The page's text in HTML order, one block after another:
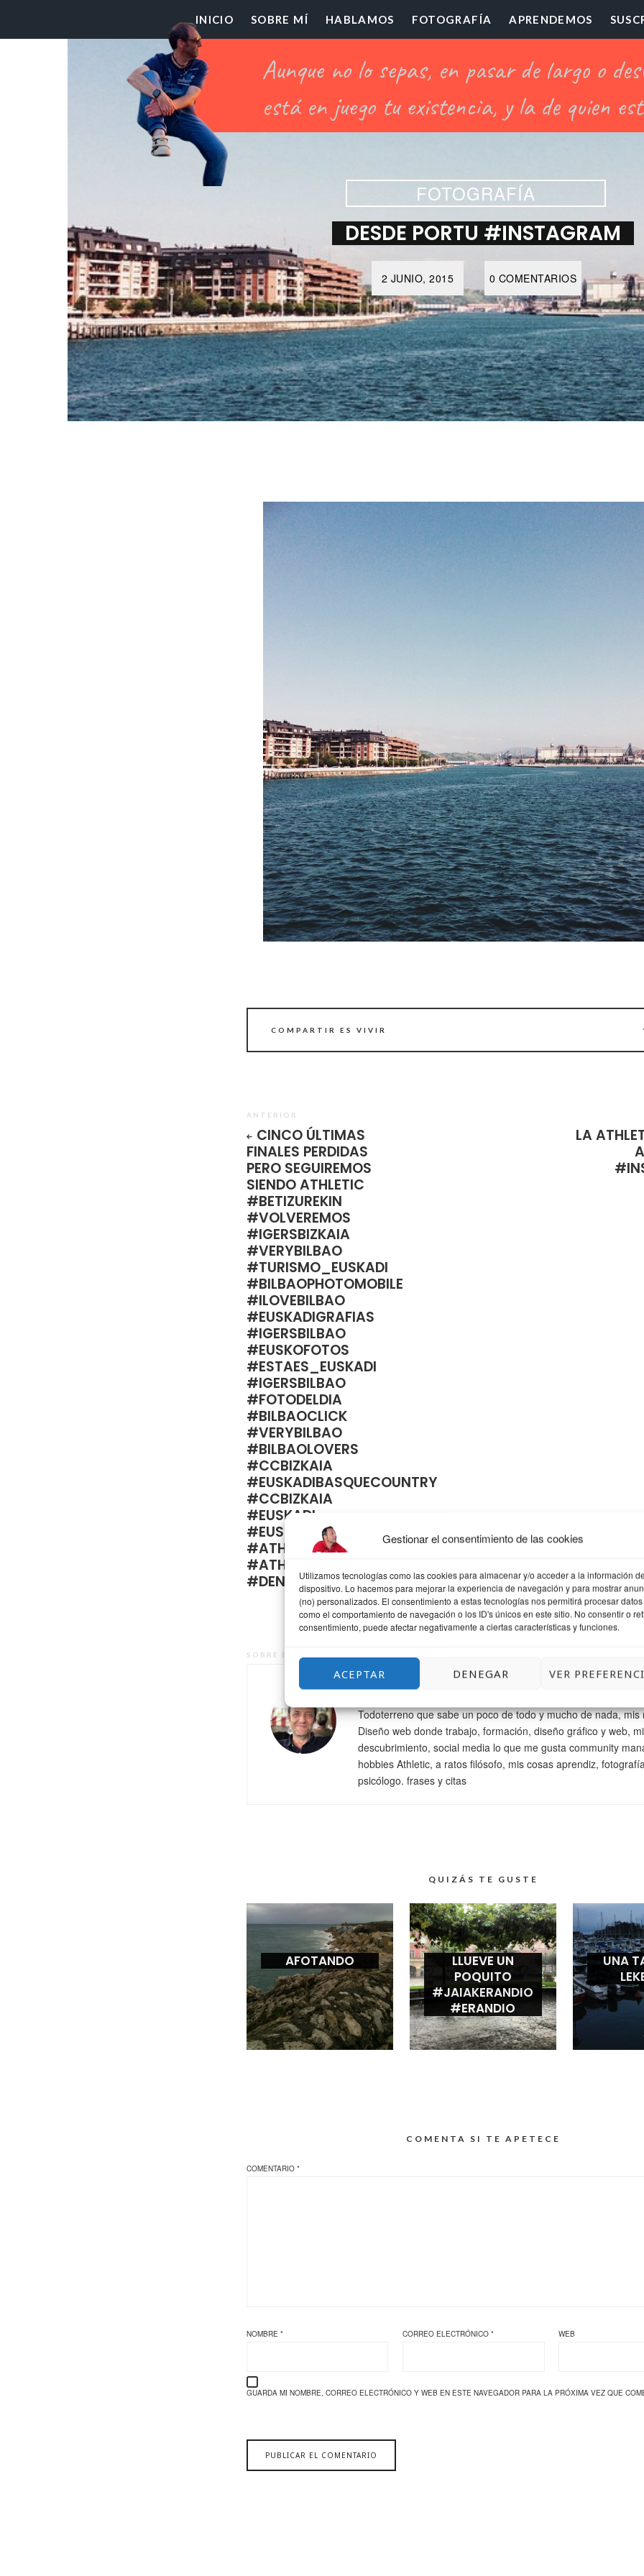
Gestionar el consentimiento de las cookies
Utilizamos tecnologías como las cookies para almacenar y/o acceder a la información
dispositivo. Lo hacemos para mejorar la experiencia de navegación y para mostrar
(no) personalizados. El consentimiento a estas tecnologías nos permitirá procesar datos
como el comportamiento de navegación o los ID's únicos en este sitio. No consentir o
consentimiento, puede afectar negativamente a ciertas características y funciones.
ACEPTAR DENEGAR VER
El
Profesor
Chillón
INICIO SOBRE MÍ HABLAMOS FOTOGRAFÍA APRENDEMOS
FOTOGRAFÍA
DESDE PORTU #INSTAGRAM
2 JUNIO, 2015 0 COMENTARIOS
COMPARTIR ES VIVIR
ANTERIOR
CINCO ÚLTIMAS
FINALES PERDIDAS
PERO SEGUIREMOS
SIENDO ATHLETIC
#BETIZUREKIN
#VOLVEREMOS
#IGERSBIZKAIA
#VERYBILBAO
#TURISMO_EUSKADI
#BILBAOPHOTOMOBILE
#ILOVEBILBAO
#EUSKADIGRAFIAS
#IGERSBILBAO
#EUSKOFOTOS
#ESTAES_EUSKADI
#IGERSBILBAO
#FOTODELDIA
#BILBAOCLICK
#VERYBILBAO
#BILBAOLOVERS
#CCBIZKAIA
#EUSKADIBASQUECOUNTRY
#CCBIZKAIA
#EUSKADI
#EUSKOGRAM
#ATHLETICBILBAOINSTAGRAM
#ATHLETICDEBILBAO
#DENOKBATERA
LA
SOBRE EL AUTOR
Josu Salvador Olazabal
Todoterreno que sabe un poco de todo y mucho de nada, mis
Diseño web donde trabajo, formación, diseño gráfico y web, mi
descubrimiento, social media lo que me gusta community
hobbies Athletic, a ratos filósofo, mis cosas aprendiz,
psicólogo. frases y citas
QUIZÁS TE GUSTE
AFOTANDO
LLUEVE UN
POQUITO
#JAIAKERANDIO
#ERANDIO
UNA
COMENTA SI TE APETECE
COMENTARIO *
NOMBRE * CORREO ELECTRÓNICO* WEB
GUARDA MI NOMBRE, CORREO ELECTRÓNICO Y WEB EN ESTE NAVEGADOR PARA LA PRÓXIMA VEZ QUE